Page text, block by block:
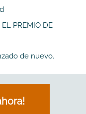
PREMIO DE
de nuevo.